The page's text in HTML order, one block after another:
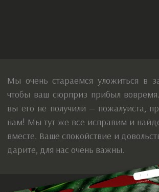
Купить сертификат